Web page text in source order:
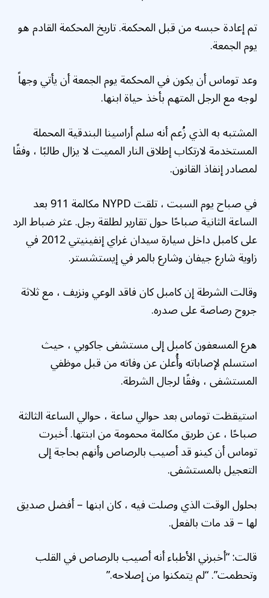
تم إعادة حبسه من قبل المحكمة. تاريخ المحكمة القادم هو
يوم الجمعة.
وعد توماس أن يكون في المحكمة يوم الجمعة أن يأتي وجهاً
لوجه مع الرجل المتهم بأخذ حياة ابنها.
المشتبه به الذي زُعم أنه سلم أراسينا البندقية المحملة
المستخدمة لارتكاب إطلاق النار المميت لا يزال طالبًا ، وفقًا
لمصادر إنفاذ القانون.
في صباح يوم السبت ، تلقت NYPD مكالمة 911 بعد
الساعة الثانية صباحًا حول تقارير لطلقة رجل. عثر ضباط الرد
على كامبل داخل سيارة سيدان غراي إنفينيتي 2012 في
زاوية شارع جيفان وشارع بالمر في إيستشستر.
وقالت الشرطة إن كامبل كان فاقد الوعي ونزيف ، مع ثلاثة
جروح رصاصة على صدره.
هرع المسعفون كامبل إلى مستشفى جاكوبي ، حيث
استسلم لإصاباته وأُعلن عن وفاته من قبل موظفي
المستشفى ، وفقًا لرجال الشرطة.
استيقظت توماس بعد حوالي ساعة ، حوالي الساعة الثالثة
صباحًا ، عن طريق مكالمة محمومة من ابنتها. أخبرت
توماس أن كينو قد أصيب بالرصاص وأنهم بحاجة إلى
التعجيل بالمستشفى.
بحلول الوقت الذي وصلت فيه ، كان ابنها – أفضل صديق
لها – قد مات بالفعل.
قالت: “أخبرني الأطباء أنه أصيب بالرصاص في القلب
وتحطمت”. “لم يتمكنوا من إصلاحه.”